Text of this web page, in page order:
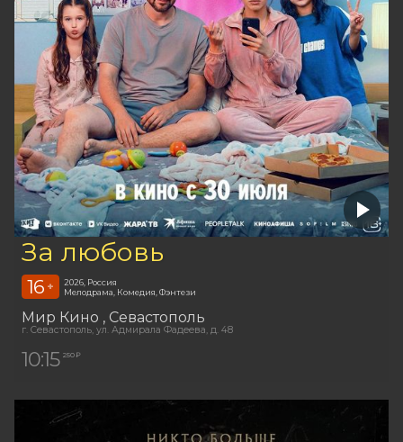
За любовь
16 +
2026, Россия
Мелодрама, Комедия, Фэнтези
Мир Кино , Севастополь
г. Севастополь, ул. Адмирала Фадеева, д. 48
10:15 250 ₽